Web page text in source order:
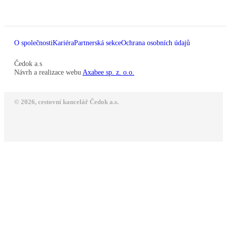
O společnostiKariéraPartnerská sekceOchrana osobních údajů
Čedok a.s
Návrh a realizace webu Axabee sp. z. o.o.
© 2026, cestovní kancelář Čedok a.s.